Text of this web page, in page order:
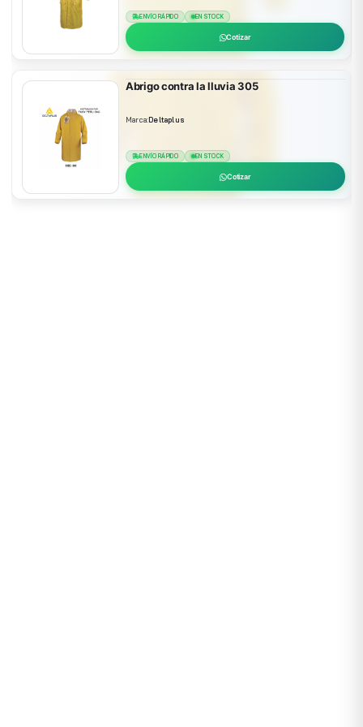
ENVÍO RÁPIDO EN STOCK
Cotizar
Abrigo contra la lluvia 305
Marca:Deltaplus
ENVÍO RÁPIDO EN STOCK
Cotizar